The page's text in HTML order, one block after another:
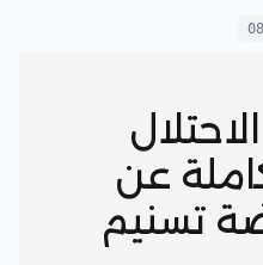
عن
تسنيم